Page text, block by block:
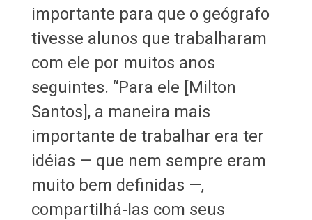
importante para que o geógrafo
tivesse alunos que trabalharam
com ele por muitos anos
seguintes. “Para ele [Milton
Santos], a maneira mais
importante de trabalhar era ter
idéias — que nem sempre eram
muito bem definidas —,
compartilhá-las com seus